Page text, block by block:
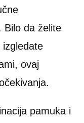
Bilo da želite
ovaj
pamuka i